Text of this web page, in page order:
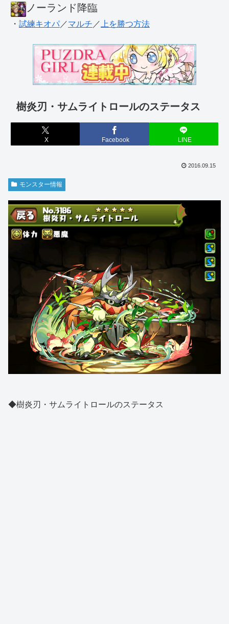
ノーランド降臨
・ 試練キオパ ／マルチ ／ 上を勝つ方法
樹炎刃・サムライトロールのステータス
X Facebook LINE
2016.09.15
モンスター情報
◆樹炎刃・サムライトロールのステータス